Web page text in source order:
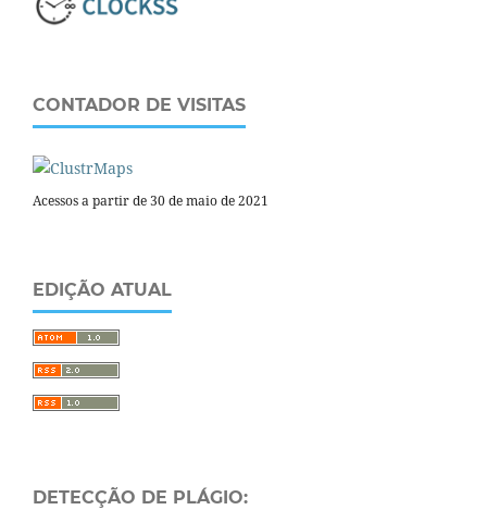
CONTADOR DE VISITAS
Acessos a partir de 30 de maio de 2021
EDIÇÃO ATUAL
DETECÇÃO DE PLÁGIO: